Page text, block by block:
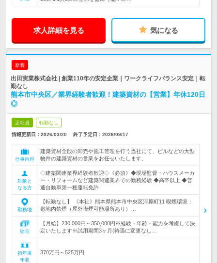
求人詳細を見る 気になる
新着
出田実業株式会社 | 創業110年の安定企業｜ワークライフバランス安定｜転
勤なし
熊本市中央区／業界経験者歓迎！建築資材の【営業】年休120日
◎
正社員 転勤なし
情報更新日：2026/03/20 終了予定日： 2026/09/17
仕事内容
建築資材全般の卸売や施工管理を行う当社にて、ビルなどの大型
物件の建築資材の営業をお任せいたします。
対象と
なる方
◇建築関連業界経験者歓迎◇《必須》◆現場監督・ハウスメーカ
ー・リフォームなど建築関連業界での勤務経験 ◆高卒以上 ◆普
通自動車第一種運転免許
勤務地
【転勤なし】 《本社》熊本県熊本市中央区河原町11 喫煙環境：
敷地内禁煙（屋外喫煙可能場所あり）…
給与
【月給】230,000円～350,000円※経験・年齢・能力を考慮して決
定いたします※試用期間3ヶ月(待遇に変更なし…
初年度
年収
370万円～525万円